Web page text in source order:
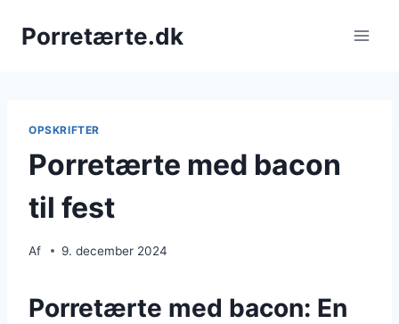
Porretærte.dk
OPSKRIFTER
Porretærte med bacon
til fest
Af 9. december 2024
Porretærte med bacon: En